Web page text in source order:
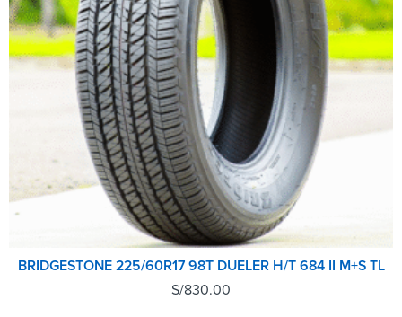
BRIDGESTONE 225/60R17 98T DUELER H/T 684 II M+S TL
S/830.00